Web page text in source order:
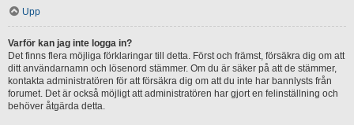
Upp
Varför kan jag inte logga in?
Det finns flera möjliga förklaringar till detta. Först och främst, försäkra dig om att
ditt användarnamn och lösenord stämmer. Om du är säker på att de stämmer,
kontakta administratören för att försäkra dig om att du inte har bannlysts från
forumet. Det är också möjligt att administratören har gjort en felinställning och
behöver åtgärda detta.